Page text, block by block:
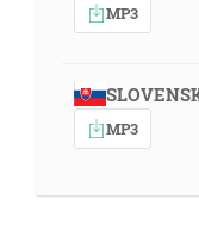
MP3
MP3